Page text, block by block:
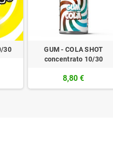
30
GUM - COLA SHOT
concentrato 10/30
8,80 €